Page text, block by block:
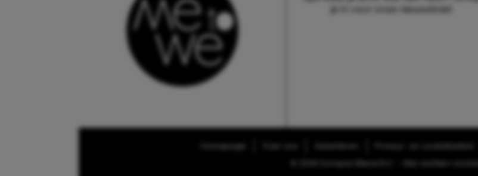
je in voor onze nieuwsbrief.
Homepage